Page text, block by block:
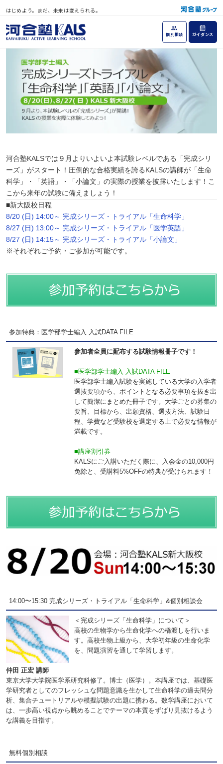
はじめよう。まだ、未来は変えられる。
個別相談 ガイダンス
河合塾KALSでは９月よりいよいよ本試験レベルである「完成シリ
ーズ」がスタート！圧倒的な合格実績を誇るKALSの講師が「生命
科学」・「英語」・「小論文」の実際の授業を披露いたします！こ
こから来年の試験に備えましょう！
■新大阪校日程
8/20 (日) 14:00～ 完成シリーズ・トライアル「生命科学」
8/27 (日) 13:00～ 完成シリーズ・トライアル「医学英語」
8/27 (日) 14:15～ 完成シリーズ・トライアル「小論文」
※それぞれご予約・ご参加が可能です。
参加特典：医学部学士編入 入試DATA FILE
参加者全員に配布する試験情報冊子です！
■医学部学士編入 入試DATA FILE
医学部学士編入試験を実施している大学の入学者
選抜要項から、ポイントとなる必要事項を抜き出
して簡潔にまとめた冊子です。大学ごとの募集の
要旨、目標から、出願資格、選抜方法、試験日
程、学費など受験校を選定する上で必要な情報が
満載です。
■講座割引券
KALSにご入講いただく際に、入会金の10,000円
免除と、受講料5%OFFの特典が受けられます！
14:00〜15:30 完成シリーズ・トライアル「生命科学」&個別相談会
＜完成シリーズ「生命科学」について＞
高校の生物学から生命化学への橋渡しを行いま
す。高校生物上級から、大学初年級の生命化学
を、問題演習を通して学習します。
仲田 正宏 講師
東京大学大学院医学系研究科修了。博士（医学）。本講座では、基礎医
学研究者としてのフレッシュな問題意識を生かして生命科学の過去問分
析、集合チュートリアルや模擬試験の出題に携わる。数学講座において
は、一歩高い視点から眺めることでテーマの本質をずばり見抜けるよう
な講義を目指す。
無料個別相談